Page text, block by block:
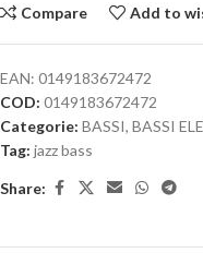
Compare Add to
EAN: 0149183672472
COD: 0149183672472
Categorie: BASSI, BASSI
Tag: jazz bass
Share: